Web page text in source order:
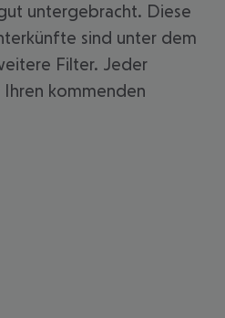
untergebracht. Diese
sind unter dem
Filter. Jeder
Ihren kommenden